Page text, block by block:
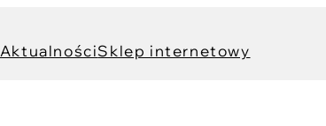
AktualnościSklep internetowy